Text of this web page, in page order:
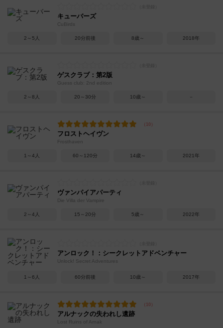
キューバーズ
CuBirds
2～5人 20分前後 8歳～ 2018年
ゲスクラブ：第2版
Guess club: 2nd edition
2～8人 20～30分 10歳～ －
フロストヘイヴン
Frosthaven
1～4人 60～120分 14歳～ 2021年
ヴァンパイアパーティ
Die Villa der Vampire
2～4人 15～20分 5歳～ 2022年
アンロック！：シークレットアドベンチャー
Unlock! Secret Adventures
1～6人 60分前後 10歳～ 2017年
アルナックの失われし遺跡
Lost Ruins of Arnak